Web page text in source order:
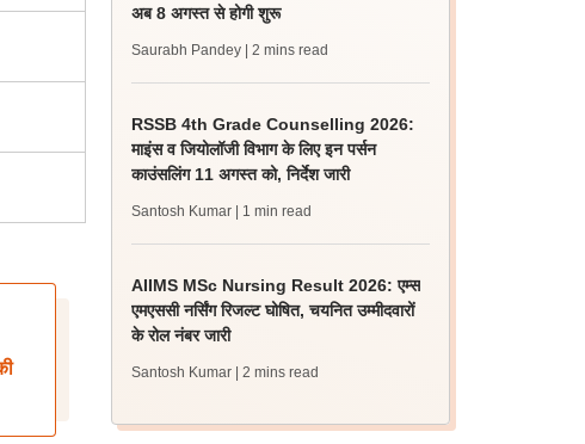
अब 8 अगस्त से होगी शुरू
Saurabh Pandey | 2 mins read
RSSB 4th Grade Counselling 2026:
माइंस व जियोलॉजी विभाग के लिए इन पर्सन
काउंसलिंग 11 अगस्त को, निर्देश जारी
Santosh Kumar | 1 min read
AIIMS MSc Nursing Result 2026: एम्स
एमएससी नर्सिंग रिजल्ट घोषित, चयनित उम्मीदवारों
के रोल नंबर जारी
Santosh Kumar | 2 mins read